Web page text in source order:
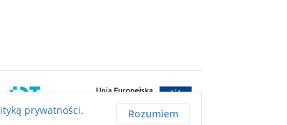
prywatności. Rozumiem